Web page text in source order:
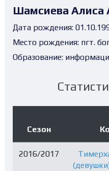
Шамсиева Алиса
Дата рождения:
Место рождения: пгт.
Образование:
Сезон
2016/2017